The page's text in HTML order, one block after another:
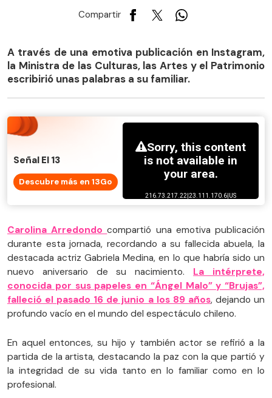
Compartir
A través de una emotiva publicación en Instagram,
la Ministra de las Culturas, las Artes y el Patrimonio
escribirió unas palabras a su familiar.
Señal El 13
Descubre más en 13Go
Carolina Arredondocompartió una emotiva publicación
durante esta jornada, recordando a su fallecida abuela, la
destacada actriz Gabriela Medina, en lo que habría sido un
nuevo aniversario de su nacimiento. La intérprete,
conocida por sus papeles en “Ángel Malo” y “Brujas”,
falleció el pasado 16 de junio a los 89 años, dejando un
profundo vacío en el mundo del espectáculo chileno.
En aquel entonces, su hijo y también actor se refirió a la
partida de la artista, destacando la paz con la que partió y
la integridad de su vida tanto en lo familiar como en lo
profesional.